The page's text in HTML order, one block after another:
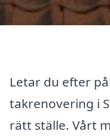
Letar du efter
takrenovering i
rätt ställe. Vårt